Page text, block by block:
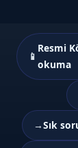
📱
Resmi
okuma
→Sık